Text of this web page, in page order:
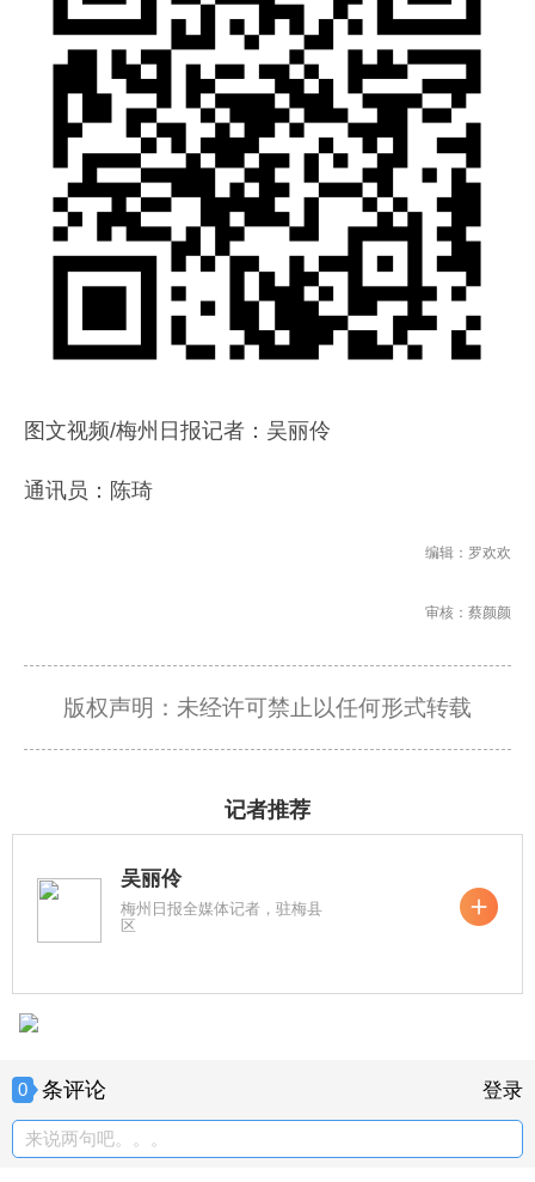
图文视频/梅州日报记者：吴丽伶
通讯员：陈琦
编辑：罗欢欢
审核：蔡颜颜
版权声明：未经许可禁止以任何形式转载
记者推荐
吴丽伶
梅州日报全媒体记者，驻梅县
区
0 条评论 登录
来说两句吧。。。